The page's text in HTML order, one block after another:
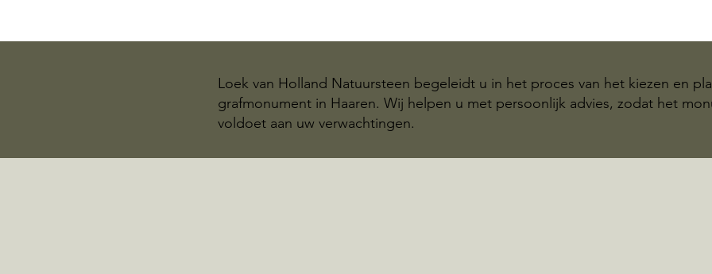
Loek van Holland Natuursteen begeleidt u in het proces van het kiezen en
grafmonument in Haaren. Wij helpen u met persoonlijk advies, zodat het
voldoet aan uw verwachtingen.